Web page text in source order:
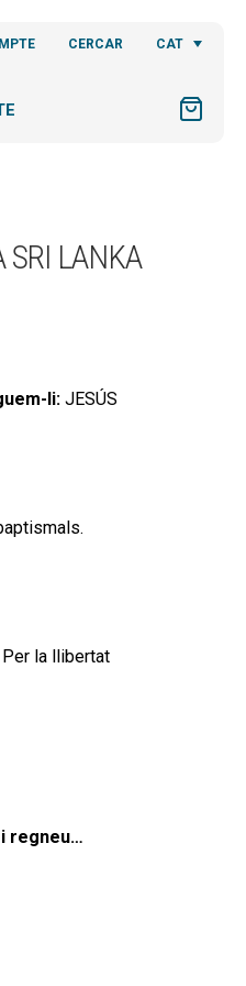
CERCAR CAT
SRI LANKA
li:JESÚS
la llibertat
regneu…